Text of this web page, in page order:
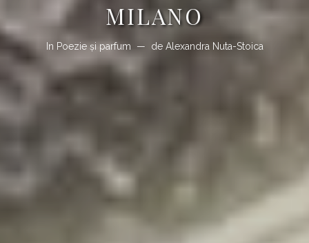
MILANO
In Poezie şi parfum de Alexandra Nuta-Stoica